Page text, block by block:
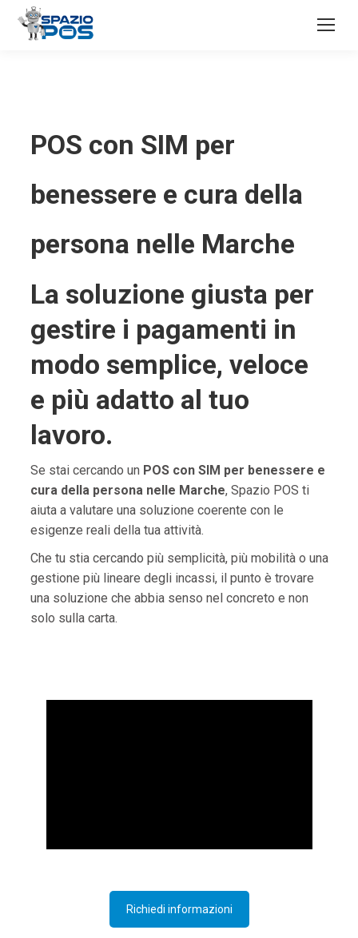
POS con SIM per
benessere e cura della
persona nelle Marche
La soluzione giusta per
gestire i pagamenti in
modo semplice, veloce
e più adatto al tuo
lavoro.
Se stai cercando un POS con SIM per benessere e
cura della persona nelle Marche, Spazio POS ti
aiuta a valutare una soluzione coerente con le
esigenze reali della tua attività.
Che tu stia cercando più semplicità, più mobilità o una
gestione più lineare degli incassi, il punto è trovare
una soluzione che abbia senso nel concreto e non
solo sulla carta.
Richiedi informazioni